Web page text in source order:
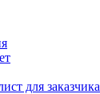
для заказчика